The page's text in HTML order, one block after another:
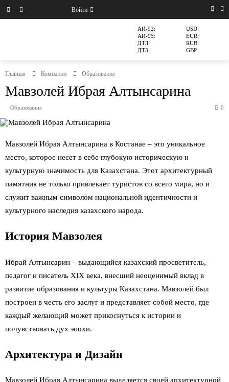
Войти
АИ-92:
АИ-95:
ДТЛ:
ДТЗ:
USD:
EUR:
RUB:
GBP:
Главная Компании Образование
Мавзолей Ибрая Алтынсарина
Образование 0
Мавзолей Ибрая Алтынсарина в Костанае – это уникальное
место, которое несет в себе глубокую историческую и
культурную значимость для Казахстана. Этот архитектурный
памятник не только привлекает туристов со всего мира, но и
служит важным символом национальной идентичности и
культурного наследия казахского народа.
История Мавзолея
Ибрай Алтынсарин – выдающийся казахский просветитель,
педагог и писатель XIX века, внесший неоценимый вклад в
развитие образования и культуры Казахстана. Мавзолей был
построен в честь его заслуг и представляет собой место, где
каждый желающий может прикоснуться к истории и
почувствовать дух эпохи.
Архитектура и Дизайн
Мавзолей Ибрая Алтынсарина выделяется своей архитектурной